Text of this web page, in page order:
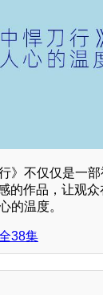
》不仅仅是一
的作品，让观众
的温度。
38集